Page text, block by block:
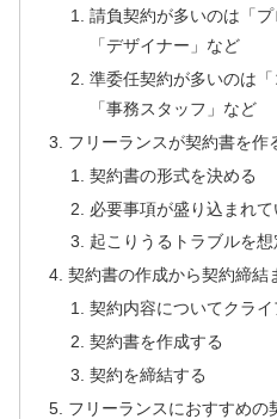
請負契約が多いのは「プ
「デザイナー」など
準委任契約が多いのは「
「事務スタッフ」など
フリーランスが契約書を作
契約書の形式を決める
必要事項が盛り込まれ
起こりうるトラブルを
契約書の作成から契約締結
契約内容についてクラ
契約書を作成する
契約を締結する
フリーランスにおすすめの